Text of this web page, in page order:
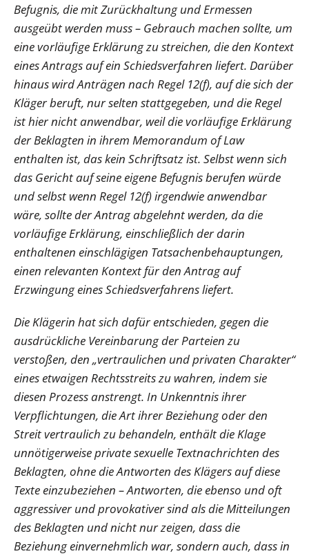
Befugnis, die mit Zurückhaltung und Ermessen
ausgeübt werden muss – Gebrauch machen sollte, um
eine vorläufige Erklärung zu streichen, die den Kontext
eines Antrags auf ein Schiedsverfahren liefert. Darüber
hinaus wird Anträgen nach Regel 12(f), auf die sich der
Kläger beruft, nur selten stattgegeben, und die Regel
ist hier nicht anwendbar, weil die vorläufige Erklärung
der Beklagten in ihrem Memorandum of Law
enthalten ist, das kein Schriftsatz ist. Selbst wenn sich
das Gericht auf seine eigene Befugnis berufen würde
und selbst wenn Regel 12(f) irgendwie anwendbar
wäre, sollte der Antrag abgelehnt werden, da die
vorläufige Erklärung, einschließlich der darin
enthaltenen einschlägigen Tatsachenbehauptungen,
einen relevanten Kontext für den Antrag auf
Erzwingung eines Schiedsverfahrens liefert.
Die Klägerin hat sich dafür entschieden, gegen die
ausdrückliche Vereinbarung der Parteien zu
verstoßen, den „vertraulichen und privaten Charakter“
eines etwaigen Rechtsstreits zu wahren, indem sie
diesen Prozess anstrengt. In Unkenntnis ihrer
Verpflichtungen, die Art ihrer Beziehung oder den
Streit vertraulich zu behandeln, enthält die Klage
unnötigerweise private sexuelle Textnachrichten des
Beklagten, ohne die Antworten des Klägers auf diese
Texte einzubeziehen – Antworten, die ebenso und oft
aggressiver und provokativer sind als die Mitteilungen
des Beklagten und nicht nur zeigen, dass die
Beziehung einvernehmlich war, sondern auch, dass in